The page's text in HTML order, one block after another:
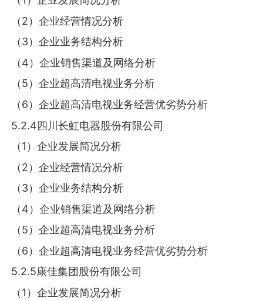
（2）企业经营情况分析
（3）企业业务结构分析
（4）企业销售渠道及网络分析
（5）企业超高清电视业务分析
（6）企业超高清电视业务经营优劣势分析
5.2.4四川长虹电器股份有限公司
（1）企业发展简况分析
（2）企业经营情况分析
（3）企业业务结构分析
（4）企业销售渠道及网络分析
（5）企业超高清电视业务分析
（6）企业超高清电视业务经营优劣势分析
5.2.5康佳集团股份有限公司
（1）企业发展简况分析